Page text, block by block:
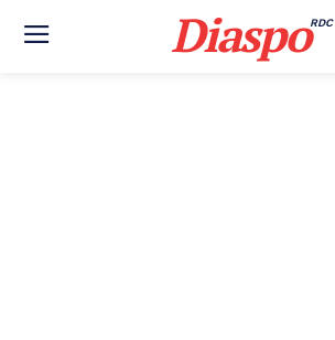
DiaspoRDC